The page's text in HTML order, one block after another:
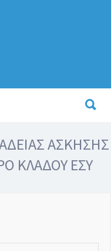
ΑΣΚΗΣΗΣ
ΚΛΑΔΟΥ ΕΣΥ